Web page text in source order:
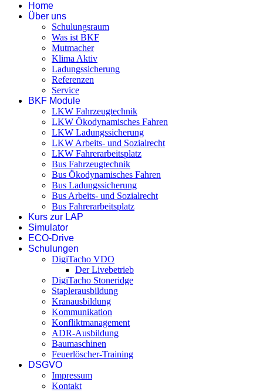
Home
Über uns
Schulungsraum
Was ist BKF
Mutmacher
Klima Aktiv
Ladungssicherung
Referenzen
Service
BKF Module
LKW Fahrzeugtechnik
LKW Ökodynamisches Fahren
LKW Ladungssicherung
LKW Arbeits- und Sozialrecht
LKW Fahrerarbeitsplatz
Bus Fahrzeugtechnik
Bus Ökodynamisches Fahren
Bus Ladungssicherung
Bus Arbeits- und Sozialrecht
Bus Fahrerarbeitsplatz
Kurs zur LAP
Simulator
ECO-Drive
Schulungen
DigiTacho VDO
Der Livebetrieb
DigiTacho Stoneridge
Staplerausbildung
Kranausbildung
Kommunikation
Konfliktmanagement
ADR-Ausbildung
Baumaschinen
Feuerlöscher-Training
DSGVO
Impressum
Kontakt